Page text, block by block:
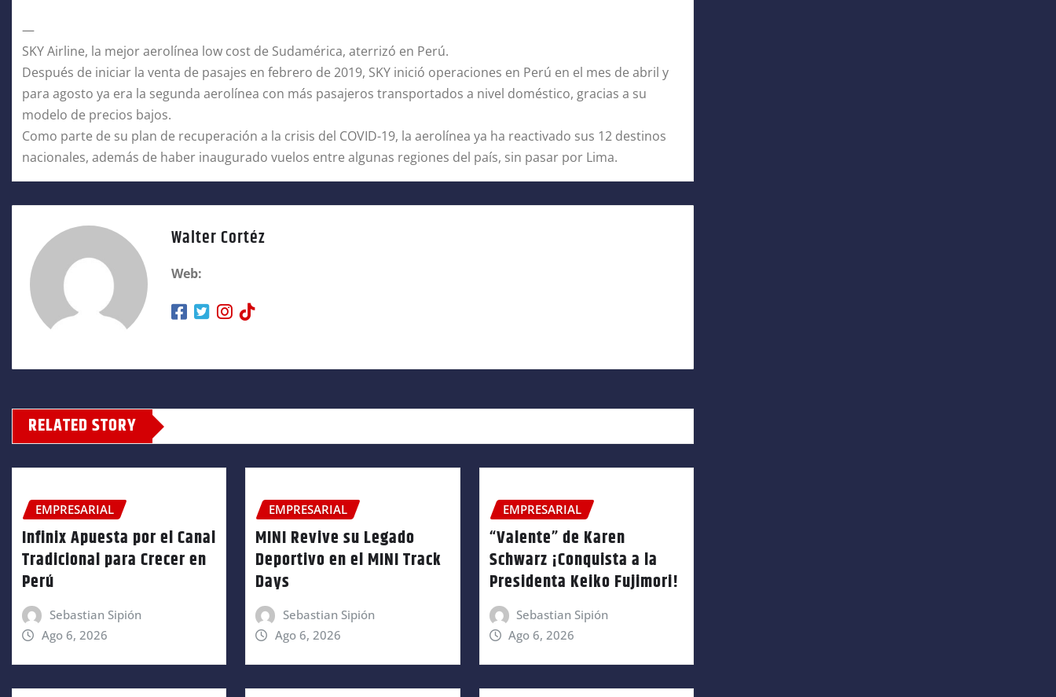
—
SKY Airline, la mejor aerolínea low cost de Sudamérica, aterrizó en Perú.
Después de iniciar la venta de pasajes en febrero de 2019, SKY inició operaciones en Perú en el mes de abril y
para agosto ya era la segunda aerolínea con más pasajeros transportados a nivel doméstico, gracias a su
modelo de precios bajos.
Como parte de su plan de recuperación a la crisis del COVID-19, la aerolínea ya ha reactivado sus 12 destinos
nacionales, además de haber inaugurado vuelos entre algunas regiones del país, sin pasar por Lima.
Walter Cortéz
Web:
RELATED STORY
EMPRESARIAL
Infinix Apuesta por el Canal
Tradicional para Crecer en
Perú
Sebastian Sipión
Ago 6, 2026
EMPRESARIAL
MINI Revive su Legado
Deportivo en el MINI Track
Days
Sebastian Sipión
Ago 6, 2026
EMPRESARIAL
“Valente” de Karen
Schwarz ¡Conquista a la
Presidenta Keiko Fujimori!
Sebastian Sipión
Ago 6, 2026